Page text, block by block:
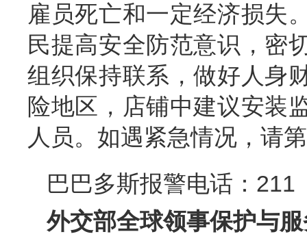
雇员死亡和一定经济损失
民提高安全防范意识，密
组织保持联系，做好人身
险地区，店铺中建议安装
人员。如遇紧急情况，请
巴巴多斯报警电话：211
外交部全球领事保护与